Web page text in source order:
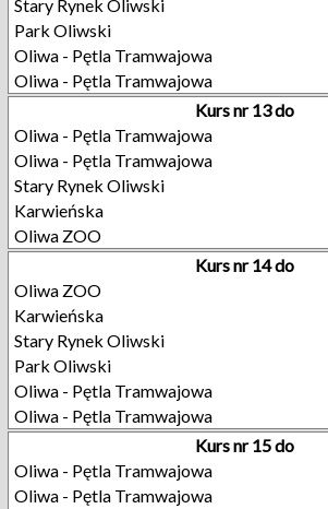
Stary Rynek Oliwski
Park Oliwski
Oliwa - Pętla Tramwajowa
Oliwa - Pętla Tramwajowa
Kurs nr 13 do
Oliwa - Pętla Tramwajowa
Oliwa - Pętla Tramwajowa
Stary Rynek Oliwski
Karwieńska
Oliwa ZOO
Kurs nr 14 do
Oliwa ZOO
Karwieńska
Stary Rynek Oliwski
Park Oliwski
Oliwa - Pętla Tramwajowa
Oliwa - Pętla Tramwajowa
Kurs nr 15 do
Oliwa - Pętla Tramwajowa
Oliwa - Pętla Tramwajowa